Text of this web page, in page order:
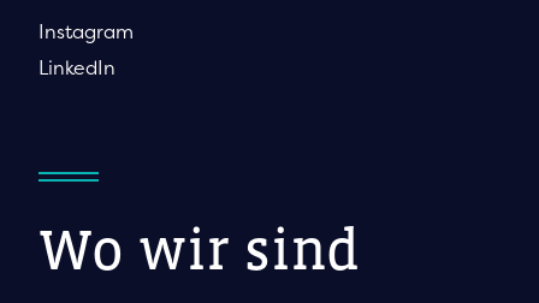
Instagram
LinkedIn
Wo wir sind